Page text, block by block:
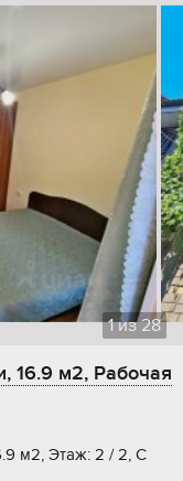
1из28
16.9 м2, Рабочая
м2, Этаж: 2 / 2, С